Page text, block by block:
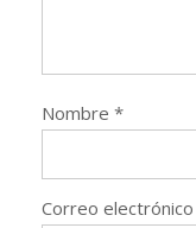
Nombre *
Correo electrónico